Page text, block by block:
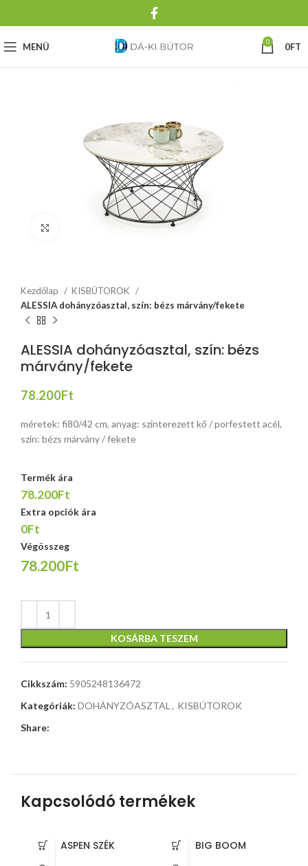
MENÜ 0 0FT
Kezdőlap
KISBÚTOROK
ALESSIA dohányzóasztal, szín: bézs márvány/fekete
ALESSIA dohányzóasztal, szín: bézs
márvány/fekete
78.200Ft
méretek: fi80/42 cm, anyag: szinterezett kő / porfestett acél,
szín: bézs márvány / fekete
Termék ára
78.200Ft
Extra opciók ára
0Ft
Végösszeg
78.200Ft
KOSÁRBA TESZEM
Cikkszám: 5905248136472
Kategóriák: DOHÁNYZÓASZTAL , KISBÚTOROK
Share:
Kapcsolódó termékek
ASPEN SZÉK BIG BOOM